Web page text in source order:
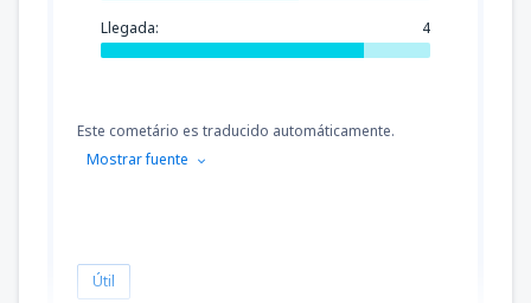
Llegada: 4
Este cometário es traducido automáticamente.
Mostrar fuente
Útil